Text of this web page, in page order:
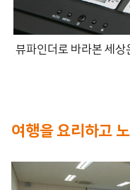
뷰파인더로 바라본 세
여행을 요리하고